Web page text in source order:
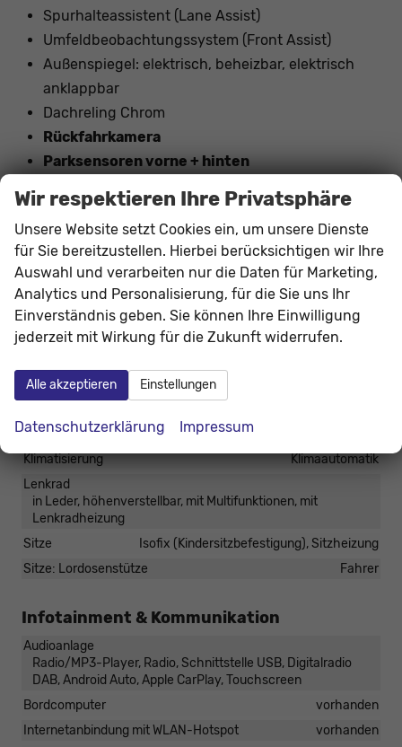
Spurhalteassistent (Lane Assist)
Umfeldbeobachtungssystem (Front Assist)
Außenspiegel: elektrisch, beheizbar, elektrisch
anklappbar
Dachreling Chrom
Rückfahrkamera
Parksensoren vorne + hinten
Nebelscheinwerfer vorne
Tagfahrlicht mit LED
LED-Scheinwerfer
Geschwindigkeitserkennung
Navigation vorbereitet
wireless Apple Carplay / Android Auto
Innen
Fensterheber
Klimatisierung
Klimaautomatik
Lenkrad
in Leder, höhenverstellbar, mit Multifunktionen, mit
Lenkradheizung
Sitze
Isofix (Kindersitzbefestigung), Sitzheizung
Sitze: Lordosenstütze
Fahrer
Infotainment & Kommunikation
Audioanlage
Radio/MP3-Player, Radio, Schnittstelle USB, Digitalradio
DAB, Android Auto, Apple CarPlay, Touchscreen
Bordcomputer
vorhanden
Internetanbindung mit WLAN-Hotspot
vorhanden
Wir respektieren Ihre Privatsphäre
Unsere Website setzt Cookies ein, um unsere Dienste
für Sie bereitzustellen. Hierbei berücksichtigen wir Ihre
Auswahl und verarbeiten nur die Daten für Marketing,
Analytics und Personalisierung, für die Sie uns Ihr
Einverständnis geben. Sie können Ihre Einwilligung
jederzeit mit Wirkung für die Zukunft widerrufen.
Alle akzeptieren Einstellungen
Datenschutzerklärung Impressum